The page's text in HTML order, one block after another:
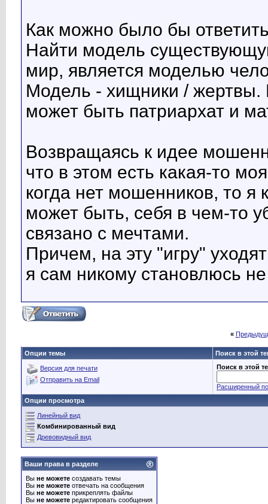
Как можно было бы
Найти модель
мир, является моделью
Модель - хищники / жертвы.
может быть патриархат и
Возвращаясь к идее
что в этом есть какая-то
когда нет мошенников, то
может быть, себя в чем-то
связано с мечтами.
Причем, на эту "игру"
я сам никому становлюсь
«
Опции темы Поиск в этой
Версия для печати
Отправить на Email
Поиск в этой
Расширенный
Опции просмотра
Линейный вид
Комбинированный вид
Древовидный вид
Ваши права в разделе
Вы не можете создавать темы
Вы не можете отвечать на сообщения
Вы не можете прикреплять файлы
Вы не можете редактировать сообщения